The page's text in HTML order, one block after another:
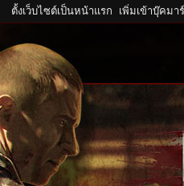
ตั้งเว็บไซต์เป็นหน้าแรก เพิ่มเข้าบุ๊คมา